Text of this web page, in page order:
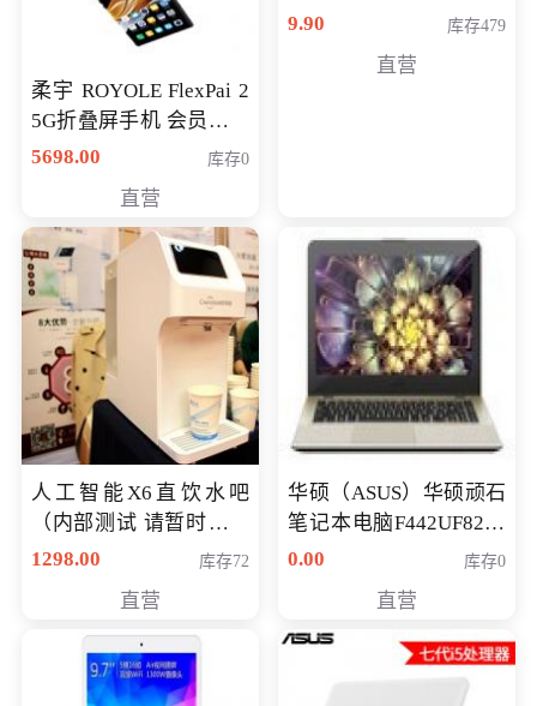
柔宇 ROYOLE FlexPai 2
5G折叠屏手机 会员专享
购买价格 4998元
5698.00 库存0
直营
9.90 库存479
直营
人工智能X6直饮水吧
（内部测试 请暂时不要
购买）
1298.00 库存72
直营
华硕（ASUS）华硕顽石
笔记本电脑F442UF8250
八代独显轻薄办公商务
0.00 库存0
直营